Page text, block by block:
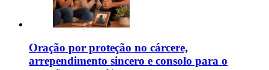
Oração por proteção no cárcere,
arrependimento sincero e consolo para o